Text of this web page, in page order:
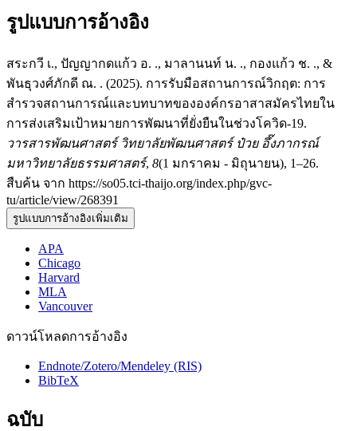
รูปแบบการอ้างอิง
สระกวี เ., ปัญญากดแก้ว อ. ., มาลานนท์ น. ., กองแก้ว ช. ., &
พันธุวงศ์ภักดี ณ. . (2025). การรับมือสถานการณ์วิกฤต: การ
สำรวจสถานการณ์และบทบาทขององค์กรอาสาสมัครไทยใน
การส่งเสริมเป้าหมายการพัฒนาที่ยั่งยืนในช่วงโควิด-19.
วารสารพัฒนศาสตร์ วิทยาลัยพัฒนศาสตร์ ป๋วย อึ๊งภากรณ์
มหาวิทยาลัยธรรมศาสตร์, 8(1 มกราคม - มิถุนายน), 1–26.
สืบค้น จาก https://so05.tci-thaijo.org/index.php/gvc-
tu/article/view/268391
รูปแบบการอ้างอิงเพิ่มเติม
APA
Chicago
Harvard
MLA
Vancouver
ดาวน์โหลดการอ้างอิง
Endnote/Zotero/Mendeley (RIS)
BibTeX
ฉบับ